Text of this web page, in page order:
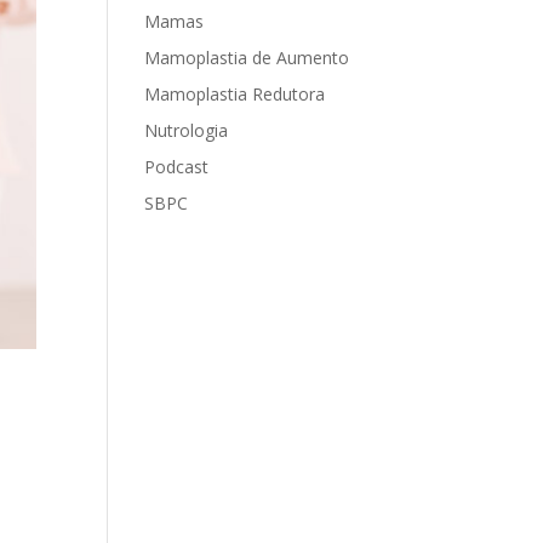
Mamas
Mamoplastia de Aumento
Mamoplastia Redutora
Nutrologia
Podcast
SBPC